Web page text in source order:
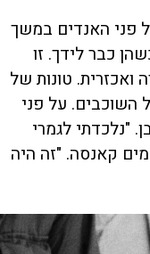
על פני האנדים במשך
כבר לידך. זו
טונות של
השוכבים. על פני
"נלכדתי לגמרי
קאנסה. "זה היה